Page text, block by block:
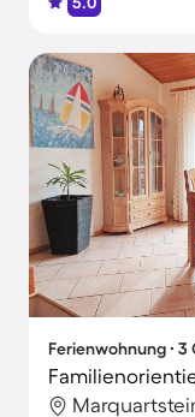
Ferienwohnung ∙ 3